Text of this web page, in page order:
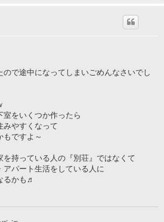
で途中になってしまいごめんなさいでし
をいくつか作ったら
みやすくなって
もですよ～
持っている人の『別荘』ではなくて
アパート生活をしている人に
るかも♬